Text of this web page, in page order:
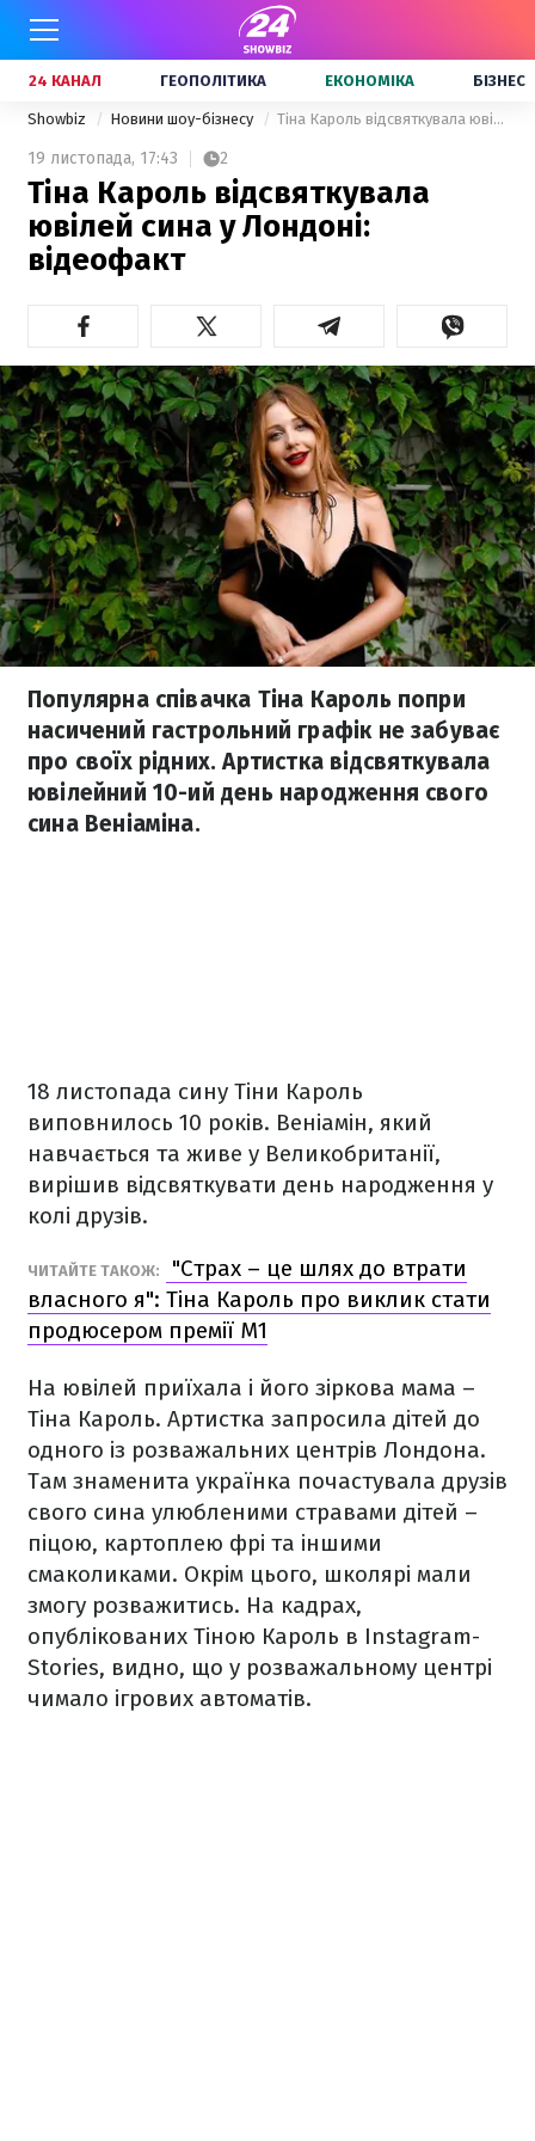
24 КАНАЛ ГЕОПОЛІТИКА ЕКОНОМІКА БІЗНЕС
Showbiz Новини шоу-бізнесу Тіна Кароль відсвяткувала ювілей сина у Лондоні: відеофакт
19 листопада, 17:43 2
Тіна Кароль відсвяткувала
ювілей сина у Лондоні:
відеофакт
Популярна співачка Тіна Кароль попри
насичений гастрольний графік не забуває
про своїх рідних. Артистка відсвяткувала
ювілейний 10-ий день народження свого
сина Веніаміна.
18 листопада сину Тіни Кароль
виповнилось 10 років. Веніамін, який
навчається та живе у Великобританії,
вирішив відсвяткувати день народження у
колі друзів.
ЧИТАЙТЕ ТАКОЖ:
"Страх – це шлях до втрати
власного я": Тіна Кароль про виклик стати
продюсером премії M1
На ювілей приїхала і його зіркова мама –
Тіна Кароль. Артистка запросила дітей до
одного із розважальних центрів Лондона.
Там знаменита українка почастувала друзів
свого сина улюбленими стравами дітей –
піцою, картоплею фрі та іншими
смаколиками. Окрім цього, школярі мали
змогу розважитись. На кадрах,
опублікованих Тіною Кароль в Instagram-
Stories, видно, що у розважальному центрі
чимало ігрових автоматів.